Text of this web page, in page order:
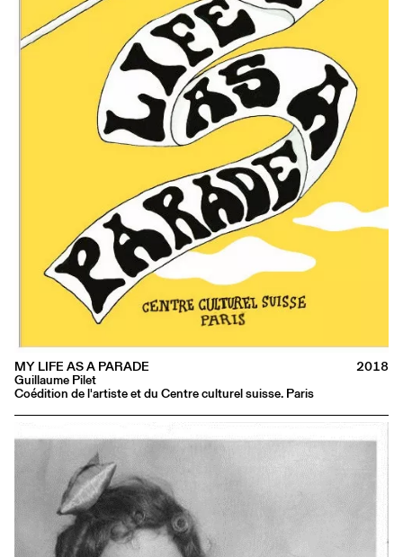
MY LIFE AS A PARADE
Guillaume Pilet
Coédition de l'artiste et du Centre culturel suisse. Paris
2018